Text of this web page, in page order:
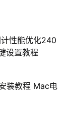
性能优化240
设置教程
装教程 Mac电